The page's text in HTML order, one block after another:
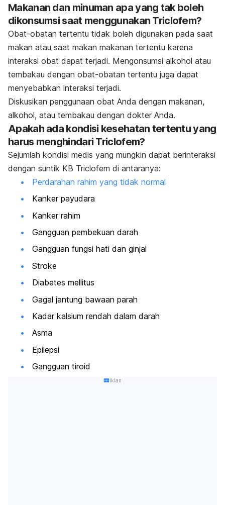
Makanan dan minuman apa yang tak boleh
dikonsumsi saat menggunakan Triclofem?
Obat-obatan tertentu tidak boleh digunakan pada saat
makan atau saat makan makanan tertentu karena
interaksi obat dapat terjadi. Mengonsumsi alkohol atau
tembakau dengan obat-obatan tertentu juga dapat
menyebabkan interaksi terjadi.
Diskusikan penggunaan obat Anda dengan makanan,
alkohol, atau tembakau dengan dokter Anda.
Apakah ada kondisi kesehatan tertentu yang
harus menghindari Triclofem?
Sejumlah kondisi medis yang mungkin dapat berinteraksi
dengan suntik KB Triclofem di antaranya:
Perdarahan rahim yang tidak normal
Kanker payudara
Kanker rahim
Gangguan pembekuan darah
Gangguan fungsi hati dan ginjal
Stroke
Diabetes mellitus
Gagal jantung bawaan parah
Kadar kalsium rendah dalam darah
Asma
Epilepsi
Gangguan tiroid
Iklan